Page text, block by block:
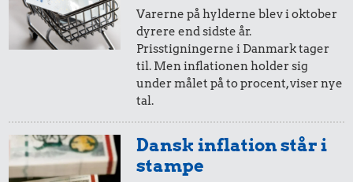
20 kr.
4,06 kr.
100 g
flæskesvær
11 kr.
Rugbrød
10,-
i 1986
= 10,-
i 1987
Varerne på hylderne blev i oktober
dyrere end sidste år.
Prisstigningerne i Danmark tager
til. Men inflationen holder sig
under målet på to procent, viser nye
tal.
Dansk inflation står i
stampe